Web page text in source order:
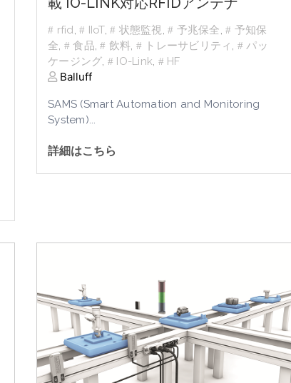
rfid, IIoT, 状態監視, 予兆保全,
予知保
全, 食品, 飲料, トレーサビリティ ,
パッ
ケージング, IO-Link, HF
Balluff
SAMS (Smart Automation and Monitoring
System)...
詳細はこちら